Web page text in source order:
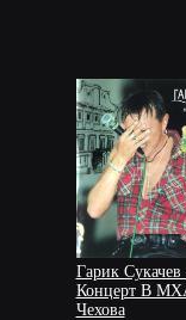
Гарик Сукачев
Концерт В
Чехова